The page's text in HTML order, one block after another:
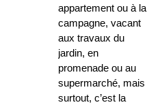
appartement ou à la
campagne, vacant
aux travaux du
jardin, en
promenade ou au
supermarché, mais
surtout, c’est la